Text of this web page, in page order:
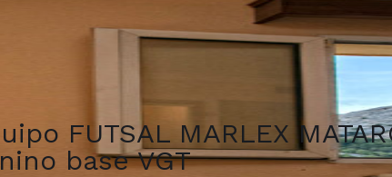
FUTSAL MARLEX
base VGT